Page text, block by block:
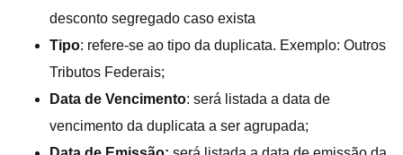
desconto segregado caso exista
Tipo: refere-se ao tipo da duplicata. Exemplo: Outros
Tributos Federais;
Data de Vencimento: será listada a data de
vencimento da duplicata a ser agrupada;